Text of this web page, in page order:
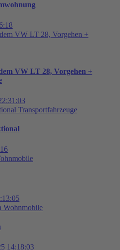
VW LT 28, Vorgehen +
Transportfahrzeuge
Wohnmobile
14:18:03